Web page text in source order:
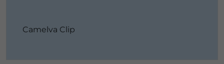
Camelva Clip